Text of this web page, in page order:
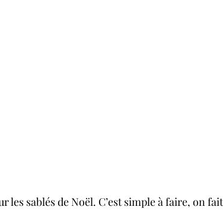
les sablés de Noël. C’est simple à faire, on